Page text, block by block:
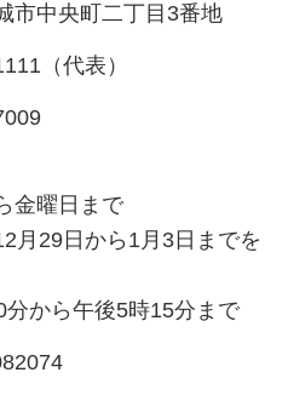
市中央町二丁目3番地
（代表）
金曜日まで
月29日から1月3日までを
分から午後5時15分まで